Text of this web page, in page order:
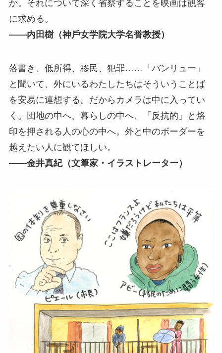
か。それについて深く省察することを映画は観客
に求める。
――内⽥樹（神⼾⼥学院⼤学名誉教授）
落書き、低所得、移⺠、犯罪……「バンリュー」
と聞いて、外にいるわたしたちはそういうことば
を安易に連想する。だからカメラは中に⼊ってい
く。団地の中へ、暮らしの中へ、「反抗的」と烙
印を押される⼈の⼼の中へ。外と中のボーダーを
越えたい⼈に観てほしい。
――⾦井真紀（⽂筆家・イラストレーター）